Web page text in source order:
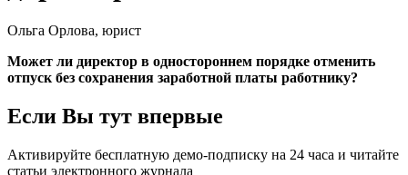
Ольга Орлова, юрист
Может ли директор в одностороннем порядке отменить
отпуск без сохранения заработной платы работнику?
Если Вы тут впервые
Активируйте бесплатную демо-подписку на 24 часа и читайте
статьи электронного журнала